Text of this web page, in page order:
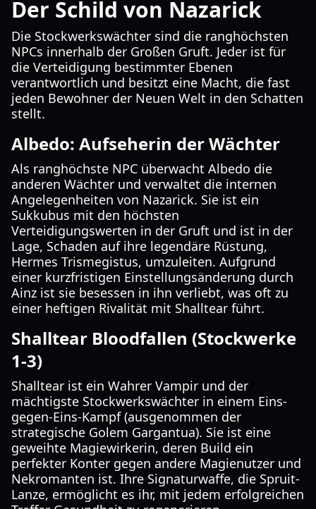
Der Schild von Nazarick
Die Stockwerkswächter sind die ranghöchsten
NPCs innerhalb der Großen Gruft. Jeder ist für
die Verteidigung bestimmter Ebenen
verantwortlich und besitzt eine Macht, die fast
jeden Bewohner der Neuen Welt in den Schatten
stellt.
Albedo: Aufseherin der Wächter
Als ranghöchste NPC überwacht Albedo die
anderen Wächter und verwaltet die internen
Angelegenheiten von Nazarick. Sie ist ein
Sukkubus mit den höchsten
Verteidigungswerten in der Gruft und ist in der
Lage, Schaden auf ihre legendäre Rüstung,
Hermes Trismegistus, umzuleiten. Aufgrund
einer kurzfristigen Einstellungsänderung durch
Ainz ist sie besessen in ihn verliebt, was oft zu
einer heftigen Rivalität mit Shalltear führt.
Shalltear Bloodfallen (Stockwerke
1-3)
Shalltear ist ein Wahrer Vampir und der
mächtigste Stockwerkswächter in einem Eins-
gegen-Eins-Kampf (ausgenommen der
strategische Golem Gargantua). Sie ist eine
geweihte Magiewirkerin, deren Build ein
perfekter Konter gegen andere Magienutzer und
Nekromanten ist. Ihre Signaturwaffe, die Spruit-
Lanze, ermöglicht es ihr, mit jedem erfolgreichen